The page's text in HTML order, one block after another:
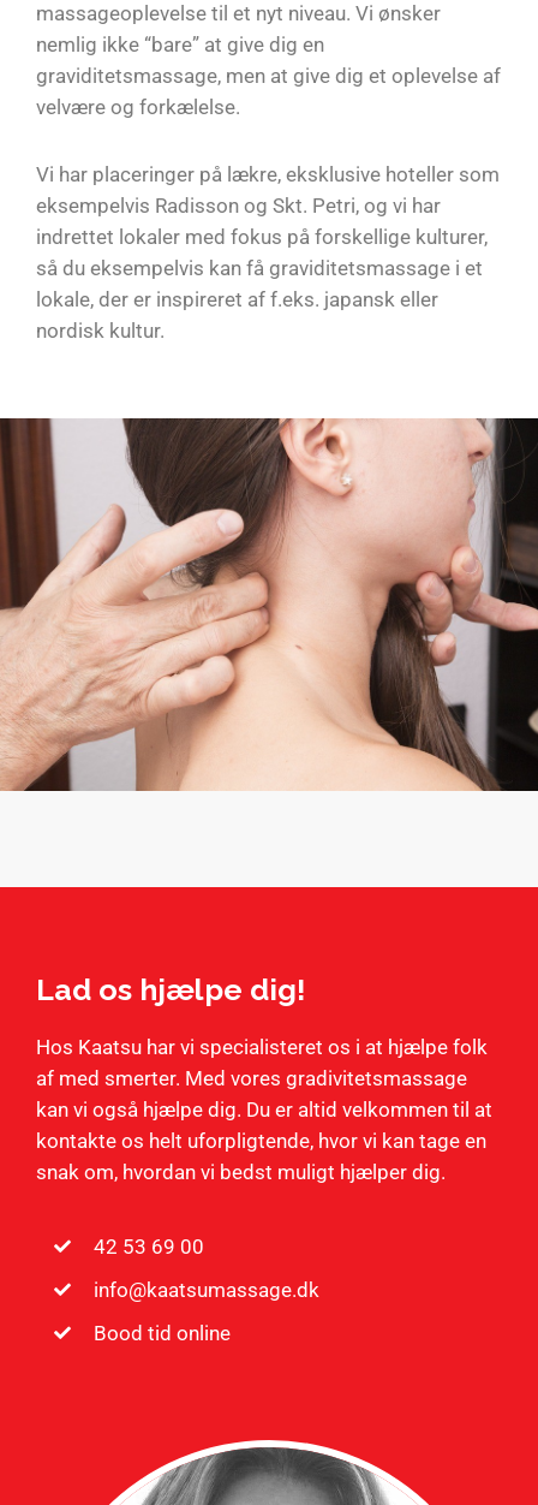
massageoplevelse til et nyt niveau. Vi ønsker
nemlig ikke “bare” at give dig en
graviditetsmassage, men at give dig et oplevelse af
velvære og forkælelse.
Vi har placeringer på lækre, eksklusive hoteller som
eksempelvis Radisson og Skt. Petri, og vi har
indrettet lokaler med fokus på forskellige kulturer,
så du eksempelvis kan få graviditetsmassage i et
lokale, der er inspireret af f.eks. japansk eller
nordisk kultur.
Lad os hjælpe dig!
Hos Kaatsu har vi specialisteret os i at hjælpe folk
af med smerter. Med vores gradivitetsmassage
kan vi også hjælpe dig. Du er altid velkommen til at
kontakte os helt uforpligtende, hvor vi kan tage en
snak om, hvordan vi bedst muligt hjælper dig.
42 53 69 00
info@kaatsumassage.dk
Bood tid online